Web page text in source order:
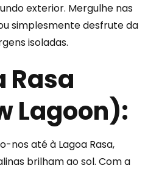
exterior. Mergulhe nas
simplesmente desfrute da
isoladas.
Rasa
Lagoon):
nos até à Lagoa Rasa,
brilham ao sol. Com a